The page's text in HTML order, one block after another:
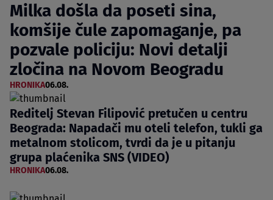
Milka došla da poseti sina,
komšije čule zapomaganje, pa
pozvale policiju: Novi detalji
zločina na Novom Beogradu
HRONIKA06.08.
Reditelj Stevan Filipović pretučen u centru
Beograda: Napadači mu oteli telefon, tukli ga
metalnom stolicom, tvrdi da je u pitanju
grupa plaćenika SNS (VIDEO)
HRONIKA06.08.